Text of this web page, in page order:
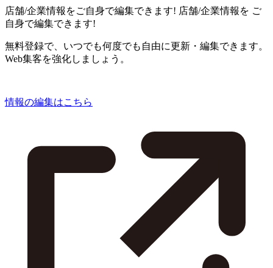
店舗/企業情報をご自身で編集できます! 店舗/企業情報を ご
自身で編集できます!
無料登録で、いつでも何度でも自由に更新・編集できます。
Web集客を強化しましょう。
情報の編集はこちら